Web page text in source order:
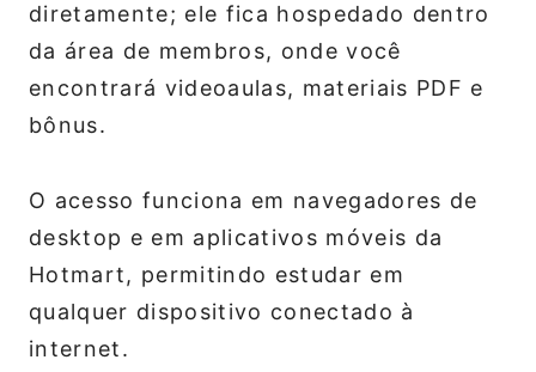
diretamente; ele fica hospedado dentro
da área de membros, onde você
encontrará videoaulas, materiais PDF e
bônus.
O acesso funciona em navegadores de
desktop e em aplicativos móveis da
Hotmart, permitindo estudar em
qualquer dispositivo conectado à
internet.